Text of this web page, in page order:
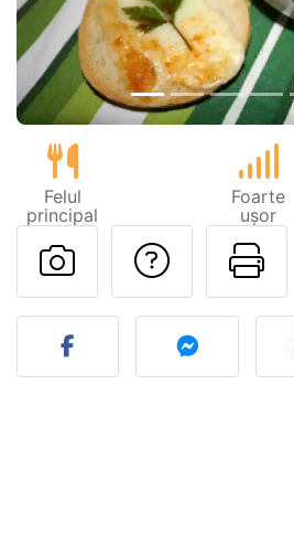
Felul
principal
Foarte
ușor
Postează o